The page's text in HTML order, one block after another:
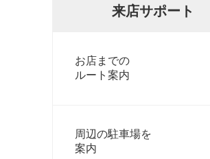
来店サポート
お店までの
ルート案内
周辺の駐車場を
案内